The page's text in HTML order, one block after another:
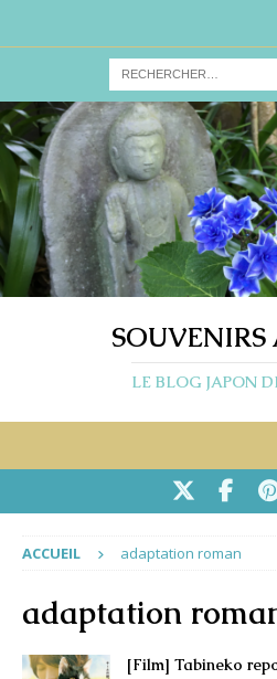
LE BLOG JAPON
ACCUEIL adaptation roman
adaptation
[Film] Tabineko